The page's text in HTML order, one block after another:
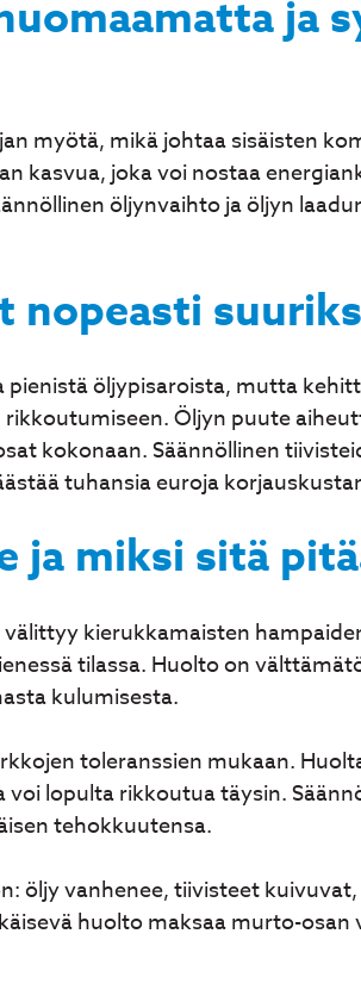
ja
myötä, mikä johtaa sisäisten
kasvua, joka voi nostaa
öljynvaihto ja öljyn
nopeasti
öljypisaroista, mutta
Öljyn puute
kokonaan. Säännöllinen
tuhansia euroja
ja miksi sitä
kierukkamaisten
tilassa. Huolto on
kulumisesta.
toleranssien mukaan.
lopulta rikkoutua täysin.
tehokkuutensa.
öljy vanhenee, tiivisteet
huolto maksaa murto-